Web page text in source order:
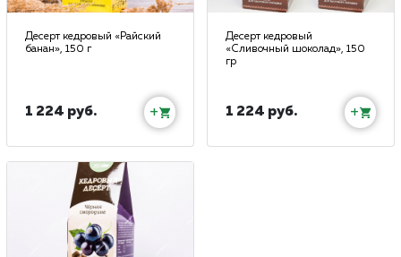
Десерт кедровый «Райский
банан», 150 г
1 224 руб. +
Десерт кедровый
«Сливочный шоколад», 150
гр
1 224 руб. +